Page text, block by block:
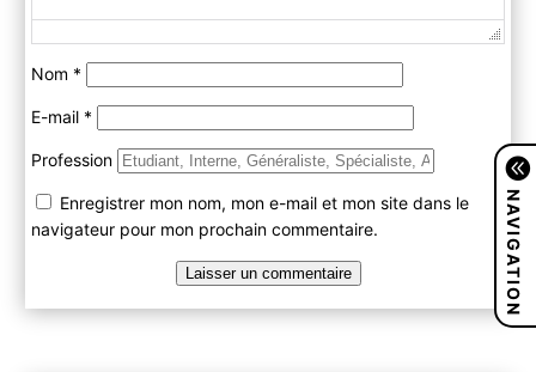
Nom *
E-mail *
Profession
Enregistrer mon nom, mon e-mail et mon site dans le
navigateur pour mon prochain commentaire.
NAVIGATION